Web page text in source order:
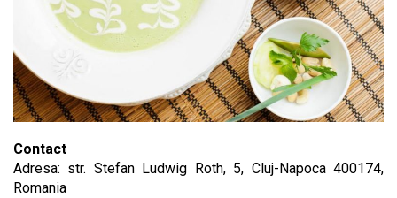
Contact
Adresa: str. Stefan Ludwig Roth, 5, Cluj-Napoca 400174,
Romania